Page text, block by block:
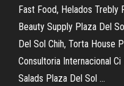
Fast Food, Helados Trebly
Beauty Supply Plaza Del
Del Sol Chih, Torta House
Consultoria Internacional
Salads Plaza Del Sol …